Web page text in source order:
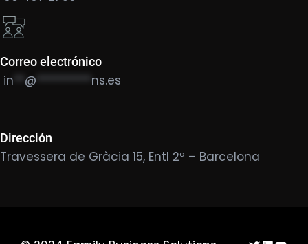
Correo electrónico
in @ ********** ns.es
Dirección
Travessera de Gràcia 15, Entl 2ª – Barcelona